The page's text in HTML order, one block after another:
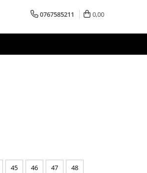
0767585211 0,00
45 46 47 48